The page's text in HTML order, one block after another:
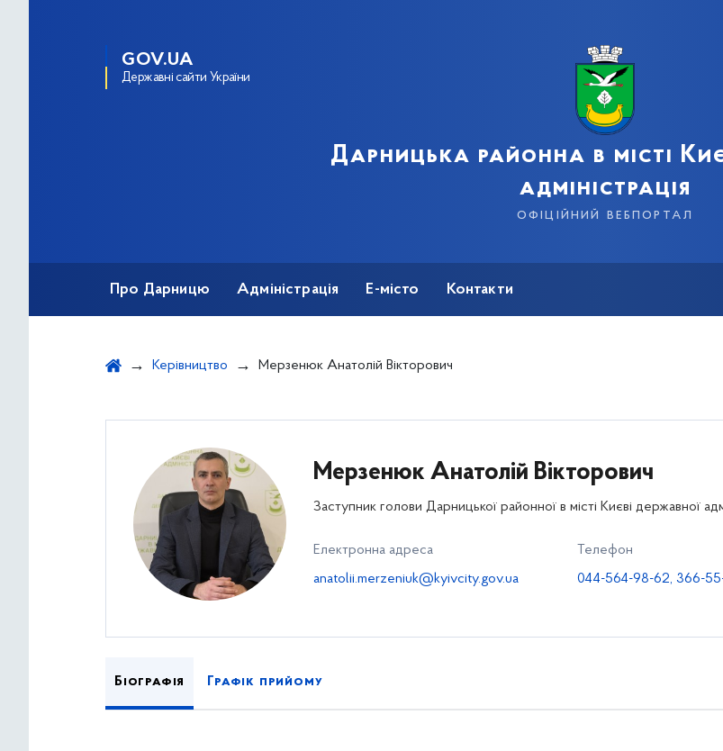
GOV.UA
Державні сайти України
Дарницька районна в місті
адміністрація
офіційний вебпортал
Про Дарницю Адміністрація Е-місто Контакти
Керівництво Мерзенюк Анатолій Вікторович
Мерзенюк Анатолій Вікторович
Заступник голови Дарницької районної в місті Києві державної
Електронна адреса
anatolii.merzeniuk@kyivcity.gov.ua
Телефон
044-564-98-62, 366-
Біографія Графік прийому